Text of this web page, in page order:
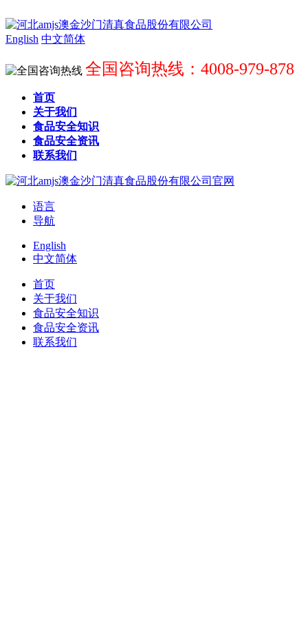
English 中文简体
全国咨询热线：4008-979-878
首页
关于我们
食品安全知识
食品安全资讯
联系我们
语言
导航
English
中文简体
首页
关于我们
食品安全知识
食品安全资讯
联系我们